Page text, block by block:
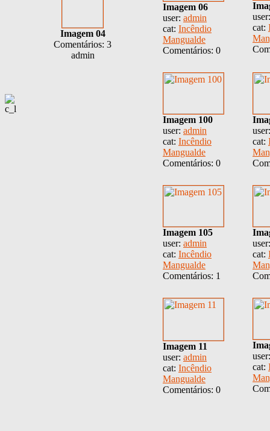
Imagem 04
Comentários: 3
admin
Imagem 06
user: admin
cat: Incêndio
Mangualde
Comentários: 0
cat:
Imagem 100
user: admin
cat: Incêndio
Mangualde
Comentários: 0
cat:
Imagem 105
user: admin
cat: Incêndio
Mangualde
Comentários: 1
cat:
Imagem 11
user: admin
cat: Incêndio
Mangualde
Comentários: 0
cat: